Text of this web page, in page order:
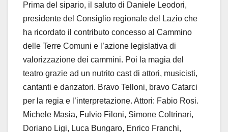
Prima del sipario, il saluto di Daniele Leodori,
presidente del Consiglio regionale del Lazio che
ha ricordato il contributo concesso al Cammino
delle Terre Comuni e l’azione legislativa di
valorizzazione dei cammini. Poi la magia del
teatro grazie ad un nutrito cast di attori, musicisti,
cantanti e danzatori. Bravo Telloni, bravo Catarci
per la regia e l’interpretazione. Attori: Fabio Rosi.
Michele Masia, Fulvio Filoni, Simone Coltrinari,
Doriano Ligi, Luca Bungaro, Enrico Franchi,